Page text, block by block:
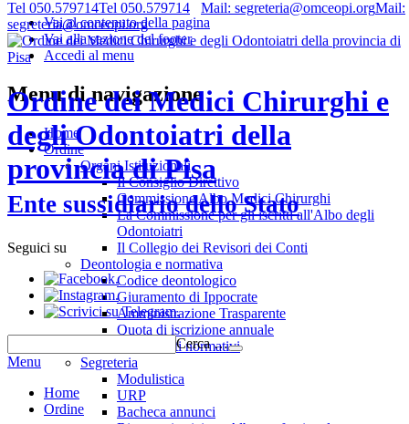
Vai al contenuto della pagina
Vai alla sezione del footer
Accedi al menu
Tel 050.579714Tel 050.579714 Mail: segreteria@omceopi.orgMail:
segreteria@omceopi.org
Ordine dei Medici Chirurghi e
degli Odontoiatri della
provincia di Pisa
Ente sussidiario dello Stato
Seguici su
.
.
.
Cerca …
Menu
Home
Ordine
Menu di navigazione
Home
Ordine
Organi Istituzionali
Il Consiglio Direttivo
Commissione Albo Medici Chirurghi
La Commissione per gli iscritti all'Albo degli
Odontoiatri
Il Collegio dei Revisori dei Conti
Deontologia e normativa
Codice deontologico
Giuramento di Ippocrate
Amministrazione Trasparente
Quota di iscrizione annuale
Riferimenti normativi
Segreteria
Modulistica
URP
Bacheca annunci